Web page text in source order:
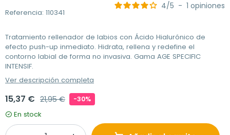
Referencia: 110341
4/5 - 1 opiniones
Tratamiento rellenador de labios con Ácido Hialurónico de
efecto push-up inmediato. Hidrata, rellena y redefine el
contorno labial de forma no invasiva. Gama AGE SPECIFIC
INTENSIF.
Ver descripción completa
15,37 € 21,95 € -30%
En stock